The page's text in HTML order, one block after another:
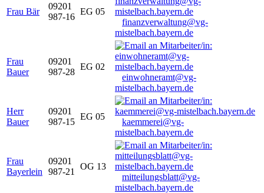
Frau Bär
09201
987-16
EG 05
finanzverwaltung@vg-
mistelbach.bayern.de
Frau
Bauer
09201
987-28
EG 02
einwohneramt@vg-
mistelbach.bayern.de
Herr
Bauer
09201
987-15
EG 05
kaemmerei@vg-
mistelbach.bayern.de
Frau
Bayerlein
09201
987-21
OG 13
mitteilungsblatt@vg-
mistelbach.bayern.de